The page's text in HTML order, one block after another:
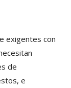
exigentes con
de
e